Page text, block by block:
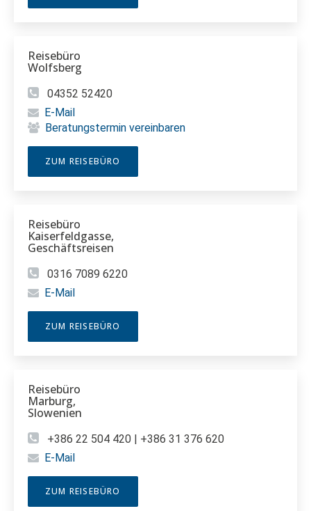
Reisebüro
Wolfsberg
04352 52420
E-Mail
Beratungstermin vereinbaren
ZUM REISEBÜRO
Reisebüro
Kaiserfeldgasse,
Geschäftsreisen
0316 7089 6220
E-Mail
ZUM REISEBÜRO
Reisebüro
Marburg,
Slowenien
+386 22 504 420 | +386 31 376 620
E-Mail
ZUM REISEBÜRO